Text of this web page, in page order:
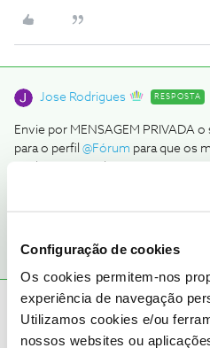
Configuração de cookies
Os cookies permitem-nos
experiência de navegação
Utilizamos cookies e/ou
nossos websites ou
Jose Rodrigues RESPOSTA
Envie por MENSAGEM PRIVADA
para o perfil @Fórum para que os
Viva,